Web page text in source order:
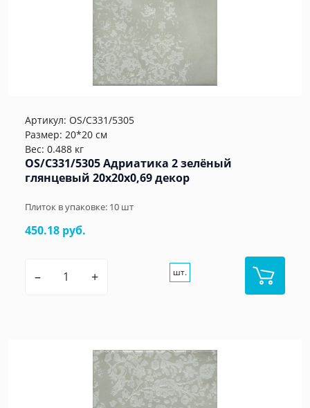
Артикул: OS/C331/5305
Размер: 20*20 см
Вес: 0.488 кг
OS/C331/5305 Адриатика 2 зелёный
глянцевый 20x20x0,69 декор
Плиток в упаковке: 10 шт
450.18 руб.
– + шт.